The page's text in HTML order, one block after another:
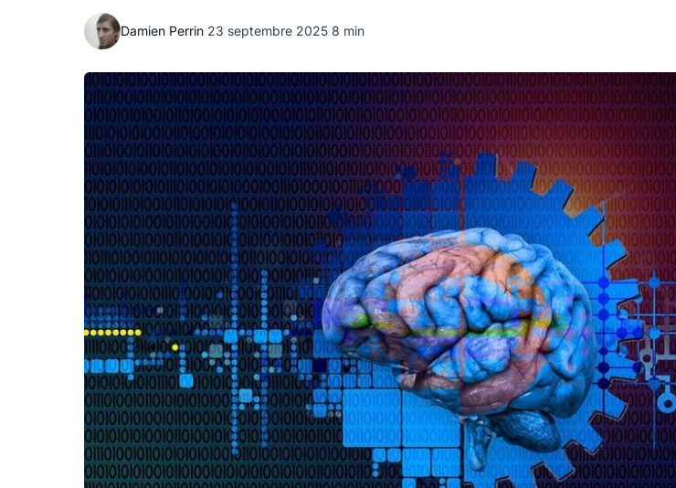
Damien Perrin·23 septembre 2025·8 min